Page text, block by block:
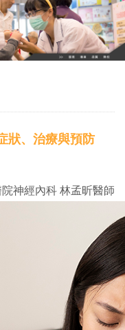
狀、治療與預防
神經內科 林孟昕醫師